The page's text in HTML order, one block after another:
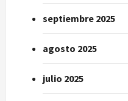
septiembre 2025
agosto 2025
julio 2025